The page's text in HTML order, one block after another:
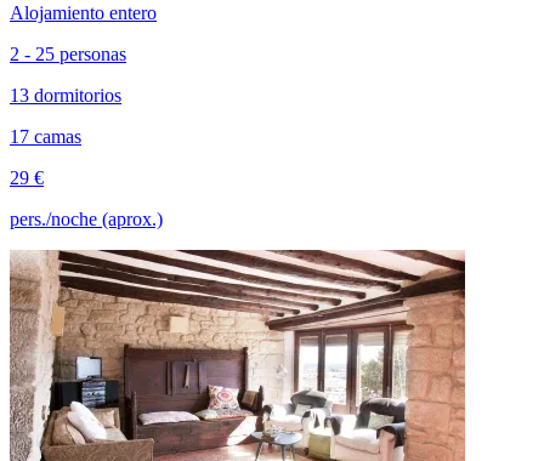
Alojamiento entero
2 - 25 personas
13 dormitorios
17 camas
29 €
pers./noche (aprox.)